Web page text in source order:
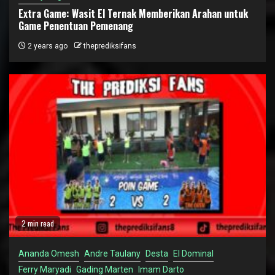
Extra Game: Wasit El Ternak Memberikan Arahan untuk
Game Penentuan Pemenang
2 years ago theprediksifans
2 min read
Ananda Omesh Andre Taulany Desta El Dominal
Ferry Maryadi Gading Marten Imam Darto